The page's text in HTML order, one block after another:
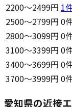
2200〜2499円 1
2500〜2799円 0
2800〜3099円 0
3100〜3399円 0
3400〜3699円 0
3700〜3999円 0
愛知県の近接